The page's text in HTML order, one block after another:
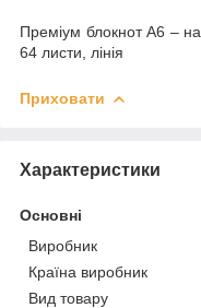
Преміум блокнот А6 –
64 листи, лінія
Приховати
Характеристики
Основні
Виробник
Країна виробник
Вид товару